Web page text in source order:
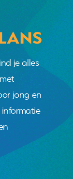
je alles
jong en